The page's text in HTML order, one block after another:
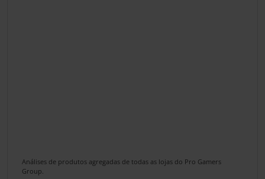
Análises de produtos agregadas de todas as lojas do Pro Gamers
Group.